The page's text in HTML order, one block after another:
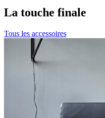
La touche finale
Tous les accessoires